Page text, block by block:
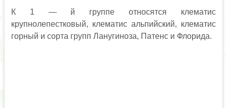
К 1 — й группе относятся клематис
крупнолепестковый, клематис альпийский, клематис
горный и сорта групп Ланугиноза, Патенс и Флорида.